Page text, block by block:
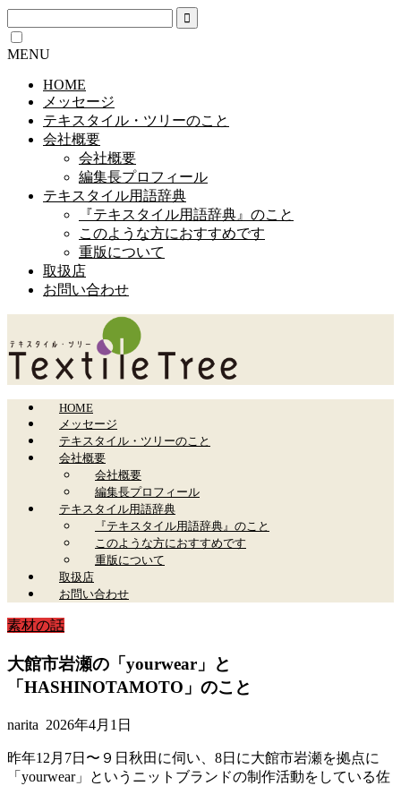
MENU
HOME
メッセージ
テキスタイル・ツリーのこと
会社概要
会社概要
編集長プロフィール
テキスタイル用語辞典
『テキスタイル用語辞典』のこと
このような方におすすめです
重版について
取扱店
お問い合わせ
HOME
メッセージ
テキスタイル・ツリーのこと
会社概要
会社概要
編集長プロフィール
テキスタイル用語辞典
『テキスタイル用語辞典』のこと
このような方におすすめです
重版について
取扱店
お問い合わせ
素材の話
大館市岩瀬の「yourwear」と
「HASHINOTAMOTO」のこと
narita 2026年4月1日
昨年12月7日〜９日秋田に伺い、8日に大館市岩瀬を拠点に
「yourwear」というニットブランドの制作活動をしている佐